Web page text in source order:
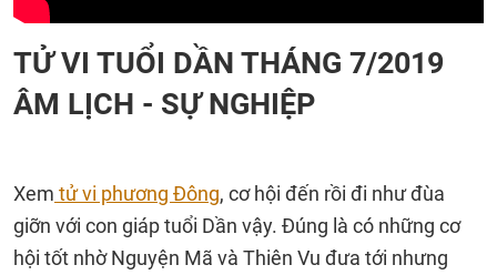
TỬ VI TUỔI DẦN THÁNG 7/2019
ÂM LỊCH - SỰ NGHIỆP
Xem tử vi phương Đông, cơ hội đến rồi đi như đùa
giỡn với con giáp tuổi Dần vậy. Đúng là có những cơ
hội tốt nhờ Nguyện Mã và Thiên Vu đưa tới nhưng